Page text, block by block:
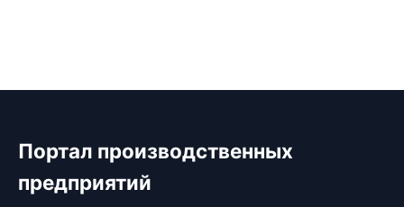
Портал производственных
предприятий